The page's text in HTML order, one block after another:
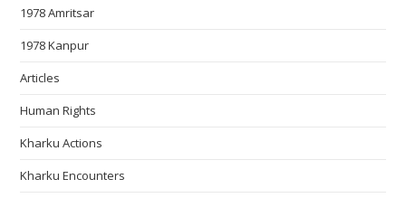
1978 Amritsar
1978 Kanpur
Articles
Human Rights
Kharku Actions
Kharku Encounters